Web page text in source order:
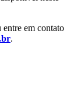
em contato
.